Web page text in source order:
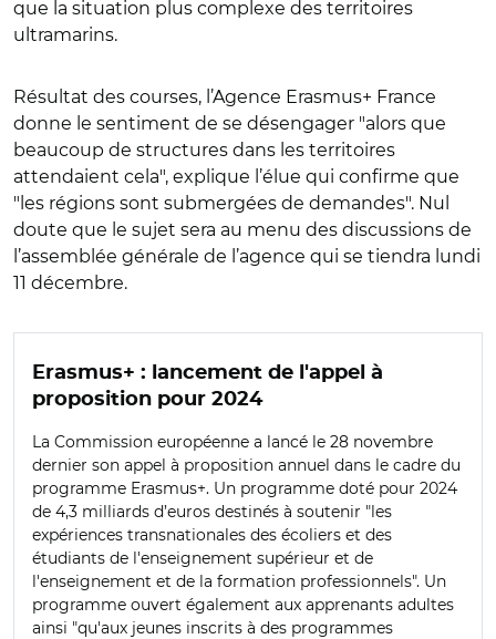
que la situation plus complexe des territoires
ultramarins.
Résultat des courses, l’Agence Erasmus+ France
donne le sentiment de se désengager "alors que
beaucoup de structures dans les territoires
attendaient cela", explique l’élue qui confirme que
"les régions sont submergées de demandes". Nul
doute que le sujet sera au menu des discussions de
l’assemblée générale de l’agence qui se tiendra lundi
11 décembre.
Erasmus+ : lancement de l'appel à
proposition pour 2024
La Commission européenne a lancé le 28 novembre
dernier son appel à proposition annuel dans le cadre du
programme Erasmus+. Un programme doté pour 2024
de 4,3 milliards d’euros destinés à soutenir "les
expériences transnationales des écoliers et des
étudiants de l'enseignement supérieur et de
l'enseignement et de la formation professionnels". Un
programme ouvert également aux apprenants adultes
ainsi "qu'aux jeunes inscrits à des programmes